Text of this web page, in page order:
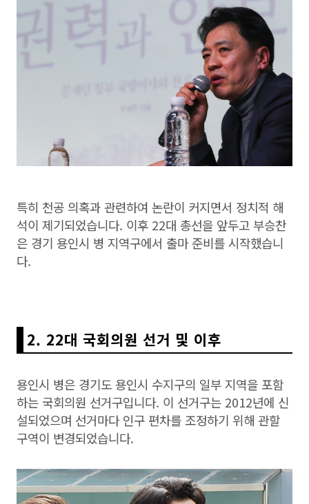
특히 천공 의혹과 관련하여 논란이 커지면서 정치적 해
석이 제기되었습니다. 이후 22대 총선을 앞두고 부승찬
은 경기 용인시 병 지역구에서 출마 준비를 시작했습니
다.
2. 22대 국회의원 선거 및 이후
용인시 병은 경기도 용인시 수지구의 일부 지역을 포함
하는 국회의원 선거구입니다. 이 선거구는 2012년에 신
설되었으며 선거마다 인구 편차를 조정하기 위해 관할
구역이 변경되었습니다.